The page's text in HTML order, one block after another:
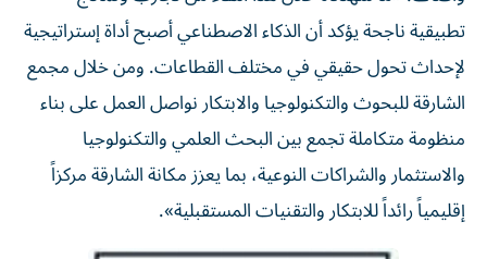
تطبيقية ناجحة يؤكد أن الذكاء الاصطناعي أصبح أداة إستراتيجية
لإحداث تحول حقيقي في مختلف القطاعات. ومن خلال مجمع
الشارقة للبحوث والتكنولوجيا والابتكار نواصل العمل على بناء
منظومة متكاملة تجمع بين البحث العلمي والتكنولوجيا
والاستثمار والشراكات النوعية، بما يعزز مكانة الشارقة مركزاً
إقليمياً رائداً للابتكار والتقنيات المستقبلية».